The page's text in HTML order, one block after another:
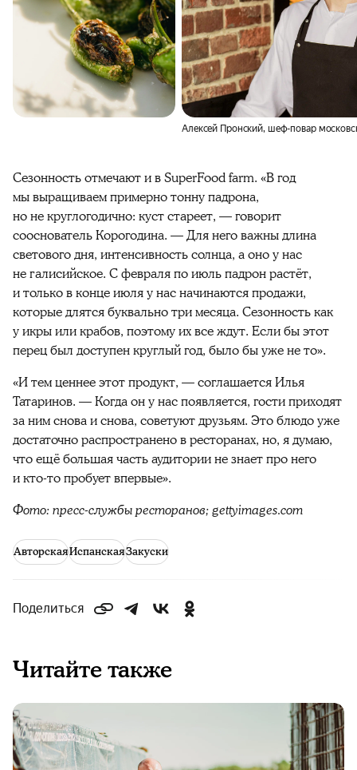
Алексей Пронский, шеф-повар
Сезонность отмечают и в SuperFood farm. «В год
мы выращиваем примерно тонну падрона,
но не круглогодично: куст стареет, — говорит
сооснователь Корогодина. — Для него важны длина
светового дня, интенсивность солнца, а оно у нас
не галисийское. С февраля по июль падрон растёт,
и только в конце июля у нас начинаются продажи,
которые длятся буквально три месяца. Сезонность как
у икры или крабов, поэтому их все ждут. Если бы этот
перец был доступен круглый год, было бы уже не то».
«И тем ценнее этот продукт, — соглашается Илья
Татаринов. — Когда он у нас появляется, гости приходят
за ним снова и снова, советуют друзьям. Это блюдо уже
достаточно распространено в ресторанах, но, я думаю,
что ещё большая часть аудитории не знает про него
и кто-то пробует впервые».
Фото: пресс-службы ресторанов; gettyimages.com
АвторскаяИспанскаяЗакуски
Поделиться
Читайте также